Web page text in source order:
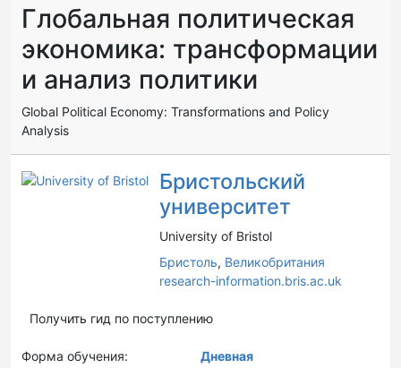
Глобальная политическая
экономика: трансформации
и анализ политики
Global Political Economy: Transformations and Policy
Analysis
Бристольский
университет
University of Bristol
Бристоль, Великобритания
research-information.bris.ac.uk
Получить гид по поступлению
Форма обучения: Дневная